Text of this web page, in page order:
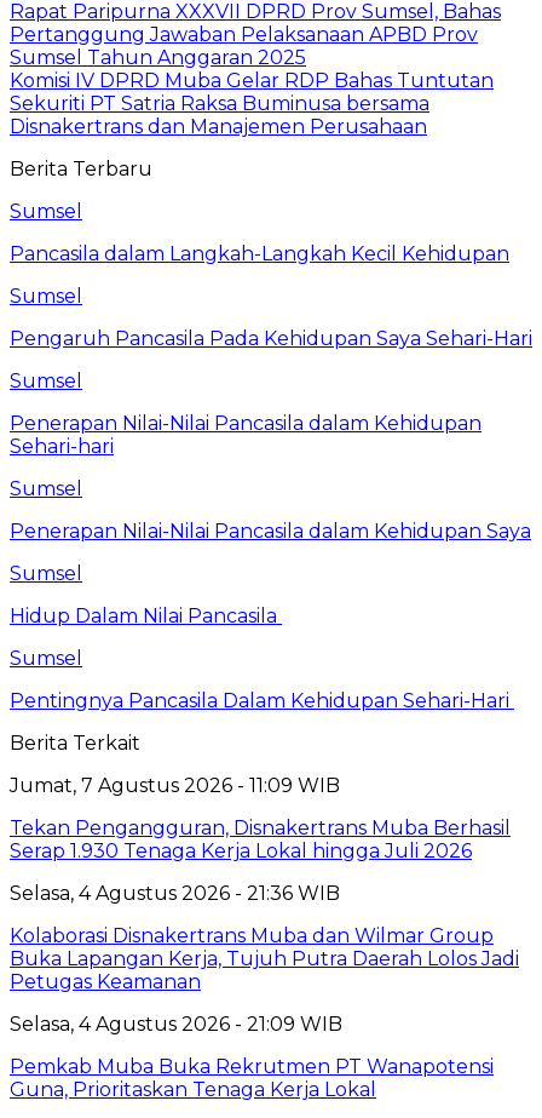
Rapat Paripurna XXXVII DPRD Prov Sumsel, Bahas
Pertanggung Jawaban Pelaksanaan APBD Prov
Sumsel Tahun Anggaran 2025
Komisi IV DPRD Muba Gelar RDP Bahas Tuntutan
Sekuriti PT Satria Raksa Buminusa bersama
Disnakertrans dan Manajemen Perusahaan
Berita Terbaru
Sumsel
Pancasila dalam Langkah-Langkah Kecil Kehidupan
Sumsel
Pengaruh Pancasila Pada Kehidupan Saya Sehari-Hari
Sumsel
Penerapan Nilai-Nilai Pancasila dalam Kehidupan
Sehari-hari
Sumsel
Penerapan Nilai-Nilai Pancasila dalam Kehidupan Saya
Sumsel
Hidup Dalam Nilai Pancasila
Sumsel
Pentingnya Pancasila Dalam Kehidupan Sehari-Hari
Berita Terkait
Jumat, 7 Agustus 2026 - 11:09 WIB
Tekan Pengangguran, Disnakertrans Muba Berhasil
Serap 1.930 Tenaga Kerja Lokal hingga Juli 2026
Selasa, 4 Agustus 2026 - 21:36 WIB
Kolaborasi Disnakertrans Muba dan Wilmar Group
Buka Lapangan Kerja, Tujuh Putra Daerah Lolos Jadi
Petugas Keamanan
Selasa, 4 Agustus 2026 - 21:09 WIB
Pemkab Muba Buka Rekrutmen PT Wanapotensi
Guna, Prioritaskan Tenaga Kerja Lokal